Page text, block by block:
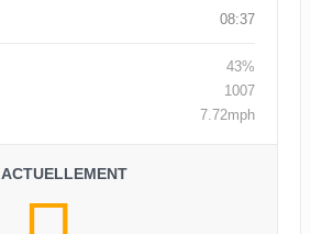
08:37
43%
1007
7.72mph
ACTUELLEMENT